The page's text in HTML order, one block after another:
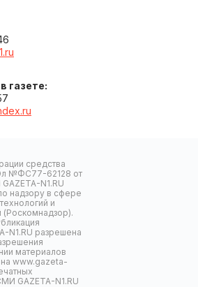
газете:
средства
№ФС77-62128 от
N1.RU
надзору в сфере
и
(Роскомнадзор).
N1.RU разрешена
материалов
на www.gazeta-
GAZETA-N1.RU